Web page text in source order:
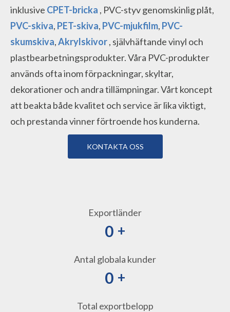
inklusive CPET-bricka , PVC-styv genomskinlig plåt,
PVC-skiva, PET-skiva, PVC-mjukfilm, PVC-
skumskiva,Akrylskivor, självhäftande vinyl och
plastbearbetningsprodukter. Våra PVC-produkter
används ofta inomförpackningar, skyltar,
dekorationer och andra tillämpningar.Vårt koncept
att beakta både kvalitet och service är lika viktigt,
och prestanda vinner förtroende hos kunderna.
KONTAKTA OSS
Exportländer
0 +
Antal globala kunder
0 +
Total exportbelopp